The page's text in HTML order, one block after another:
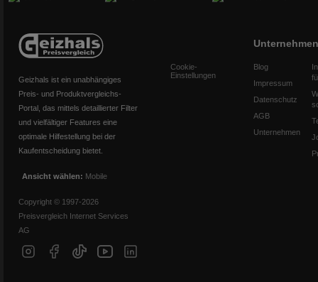
Geizhals ist ein unabhängiges
Preis- und Produktvergleichs-
Portal, das mittels detaillierter Filter
und vielfältiger Features eine
optimale Hilfestellung bei der
Kaufentscheidung bietet.
Ansicht wählen: Mobile
Copyright © 1997-2026
Preisvergleich Internet Services
AG
Cookie-
Einstellungen
Unternehmen
Blog
Impressum
Datenschutz
AGB
Unternehmen